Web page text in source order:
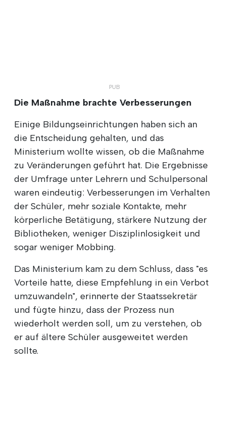
Die Maßnahme brachte Verbesserungen
Einige Bildungseinrichtungen haben sich an
die Entscheidung gehalten, und das
Ministerium wollte wissen, ob die Maßnahme
zu Veränderungen geführt hat. Die Ergebnisse
der Umfrage unter Lehrern und Schulpersonal
waren eindeutig: Verbesserungen im Verhalten
der Schüler, mehr soziale Kontakte, mehr
körperliche Betätigung, stärkere Nutzung der
Bibliotheken, weniger Disziplinlosigkeit und
sogar weniger Mobbing.
Das Ministerium kam zu dem Schluss, dass "es
Vorteile hatte, diese Empfehlung in ein Verbot
umzuwandeln", erinnerte der Staatssekretär
und fügte hinzu, dass der Prozess nun
wiederholt werden soll, um zu verstehen, ob
er auf ältere Schüler ausgeweitet werden
sollte.